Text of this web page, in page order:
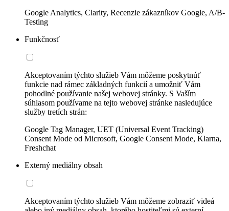
Google Analytics, Clarity, Recenzie zákazníkov Google, A/B-
Testing
Funkčnosť
Akceptovaním týchto služieb Vám môžeme poskytnúť
funkcie nad rámec základných funkcií a umožniť Vám
pohodlné používanie našej webovej stránky. S Vaším
súhlasom používame na tejto webovej stránke nasledujúce
služby tretích strán:
Google Tag Manager, UET (Universal Event Tracking)
Consent Mode od Microsoft, Google Consent Mode, Klarna,
Freshchat
Externý mediálny obsah
Akceptovaním týchto služieb Vám môžeme zobraziť videá